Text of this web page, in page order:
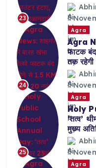
23
24
Agra
Agra
फाटक
तक रहेगी
25
Agra
Holy
‘तत्व’
मुख्य
Agra